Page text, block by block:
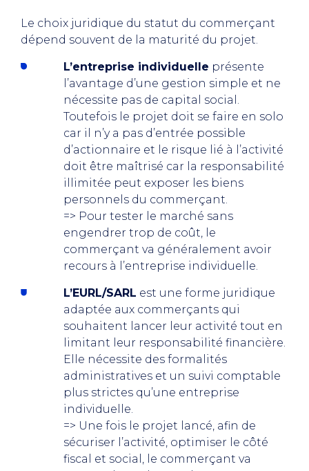
Le choix juridique du statut du commerçant
dépend souvent de la maturité du projet.
L’entreprise individuelle présente
l’avantage d’une gestion simple et ne
nécessite pas de capital social.
Toutefois le projet doit se faire en solo
car il n’y a pas d’entrée possible
d’actionnaire et le risque lié à l’activité
doit être maîtrisé car la responsabilité
illimitée peut exposer les biens
personnels du commerçant.
=> Pour tester le marché sans
engendrer trop de coût, le
commerçant va généralement avoir
recours à l’entreprise individuelle.
L’EURL/SARL est une forme juridique
adaptée aux commerçants qui
souhaitent lancer leur activité tout en
limitant leur responsabilité financière.
Elle nécessite des formalités
administratives et un suivi comptable
plus strictes qu’une entreprise
individuelle.
=> Une fois le projet lancé, afin de
sécuriser l’activité, optimiser le côté
fiscal et social, le commerçant va